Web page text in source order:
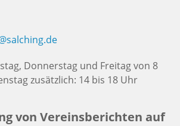
Donnerstag und Freitag von 8
zusätzlich: 14 bis 18 Uhr
von Vereinsberichten auf